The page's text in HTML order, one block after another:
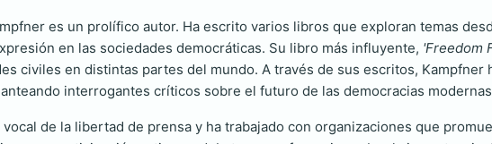
es un prolífico autor. Ha escrito varios libros que exploran temas
en las sociedades democráticas. Su libro más influyente, 'Freedom
civiles en distintas partes del mundo. A través de sus escritos,
interrogantes críticos sobre el futuro de las democracias
de la libertad de prensa y ha trabajado con organizaciones que